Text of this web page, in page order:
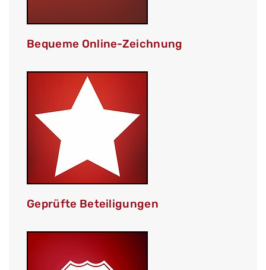
Bequeme Online-Zeichnung
Geprüfte Beteiligungen